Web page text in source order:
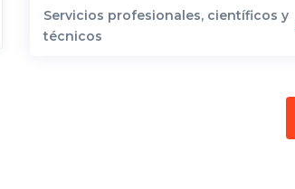
Servicios profesionales, científicos y
técnicos